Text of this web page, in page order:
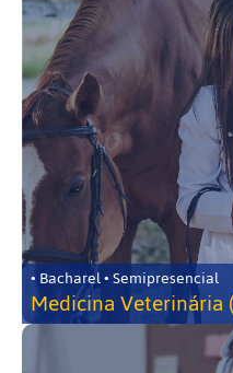
• Bacharel • Semipresencial
Medicina Veterinária